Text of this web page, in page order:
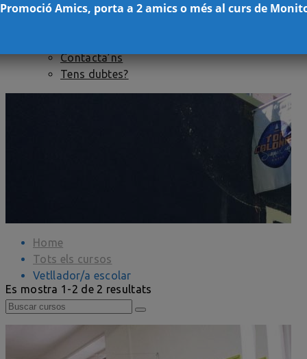
Borsa de treball
Contacta’ns
Tens dubtes?
Home
Tots els cursos
Vetllador/a escolar
Es mostra 1-2 de 2 resultats
Amics, porta a 2 amics o més al curs de